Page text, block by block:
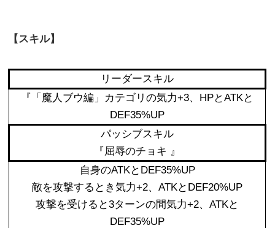
【スキル】
リーダースキル
『「魔人ブウ編」カテゴリの気力+3、HPとATKと
DEF35%UP
パッシブスキル
『屈辱のチョキ 』
自身のATKとDEF35%UP
敵を攻撃するとき気力+2、ATKとDEF20%UP
攻撃を受けると3ターンの間気力+2、ATKと
DEF35%UP